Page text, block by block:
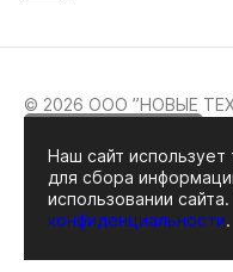
© 2026 ООО ”НОВЫЕ
АДРЕС: МОСКВА, УЛ.
ОГРН: 1137746994714
ДОКУМЕНТЫ
Наш сайт
для сбора
использовании
конфиденциальности.